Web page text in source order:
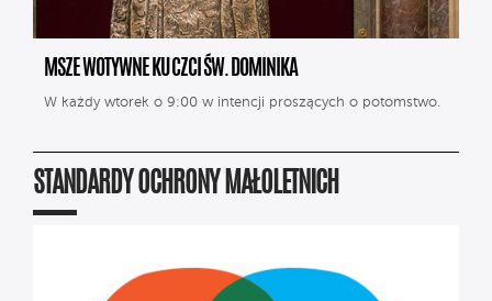
MSZE WOTYWNE KU CZCI ŚW. DOMINIKA
W każdy wtorek o 9:00 w intencji proszących o potomstwo.
STANDARDY OCHRONY MAŁOLETNICH